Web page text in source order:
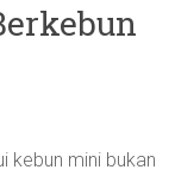
kebun mini bukan